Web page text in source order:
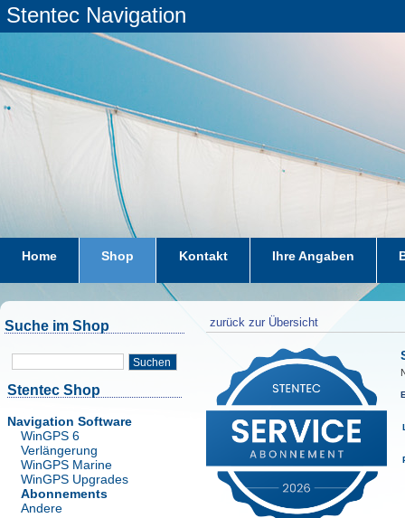
Stentec Navigation
Home Shop Kontakt Ihre Angaben
Suche im Shop
Suchen
Stentec Shop
Navigation Software
WinGPS 6
Verlängerung
WinGPS Marine
WinGPS Upgrades
Abonnements
Andere
zurück zur Übersicht